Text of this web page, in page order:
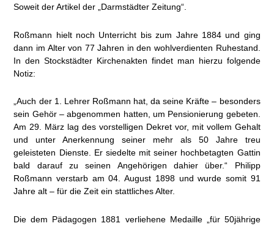
Soweit der Artikel der „Darmstädter Zeitung“.
Roßmann hielt noch Unterricht bis zum Jahre 1884 und ging
dann im Alter von 77 Jahren in den wohlverdienten Ruhestand.
In den Stockstädter Kirchenakten findet man hierzu folgende
Notiz:
„Auch der 1. Lehrer Roßmann hat, da seine Kräfte – besonders
sein Gehör – abgenommen hatten, um Pensionierung gebeten.
Am 29. März lag des vorstelligen Dekret vor, mit vollem Gehalt
und unter Anerkennung seiner mehr als 50 Jahre treu
geleisteten Dienste. Er siedelte mit seiner hochbetagten Gattin
bald darauf zu seinen Angehörigen dahier über.“ Philipp
Roßmann verstarb am 04. August 1898 und wurde somit 91
Jahre alt – für die Zeit ein stattliches Alter.
Die dem Pädagogen 1881 verliehene Medaille „für 50jährige